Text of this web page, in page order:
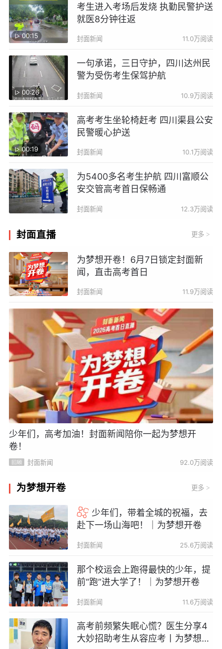
00:15
考生进入考场后发烧 执勤民警护送
就医8分钟往返
封面新闻 11.0万阅读
00:26
一句承诺，三日守护，四川达州民
警为受伤考生保驾护航
封面新闻 10.9万阅读
00:19
高考考生坐轮椅赶考 四川渠县公安
民警暖心护送
封面新闻 10.1万阅读
为5400多名考生护航 四川富顺公
安交管高考首日保畅通
封面新闻 12.3万阅读
封面直播 更多 >
为梦想开卷！6月7日锁定封面新
闻，直击高考首日
封面新闻 11.9万阅读
少年们，高考加油！封面新闻陪你一起为梦想开
卷！
封面新闻 92.0万阅读
为梦想开卷 更多 >
少年们，带着全城的祝福，去
赴下一场山海吧！｜为梦想开卷
封面新闻 25.6万阅读
那个校运会上跑得最快的少年，提
前“跑”进大学了！｜为梦想开卷
封面新闻 11.6万阅读
高考前频繁失眠心慌？医生分享4
大妙招助考生从容应考丨为梦想开